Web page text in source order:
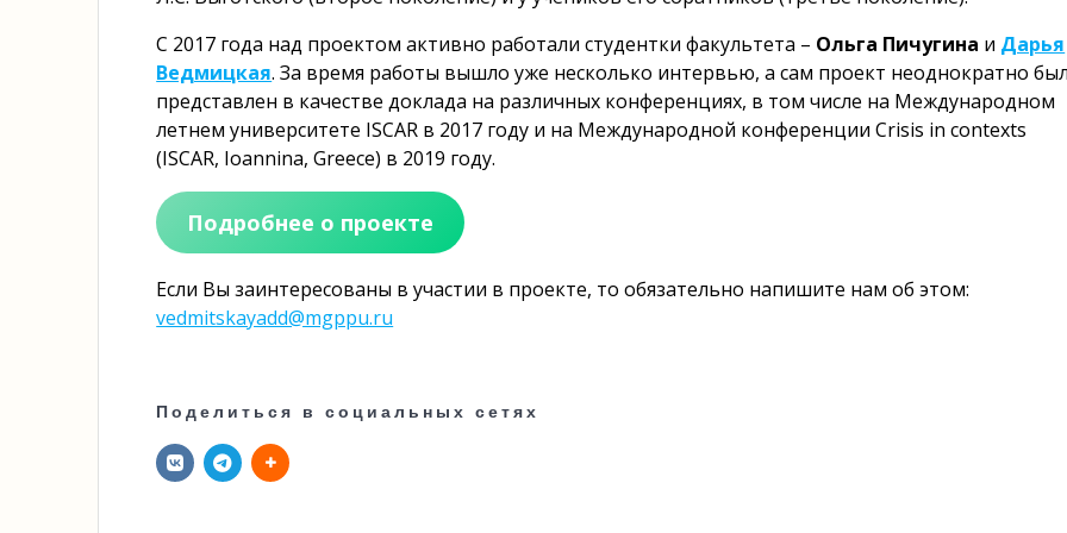
С 2017 года над проектом активно работали студентки факультета – Ольга Пичугина и Дарья
Ведмицкая. За время работы вышло уже несколько интервью, а сам проект неоднократно
представлен в качестве доклада на различных конференциях, в том числе на Международном
летнем университете ISCAR в 2017 году и на Международной конференции Crisis in contexts
(ISCAR, Ioannina, Greece) в 2019 году.
Подробнее о проекте
Если Вы заинтересованы в участии в проекте, то обязательно напишите нам об этом:
vedmitskayadd@mgppu.ru
Поделиться в социальных сетях